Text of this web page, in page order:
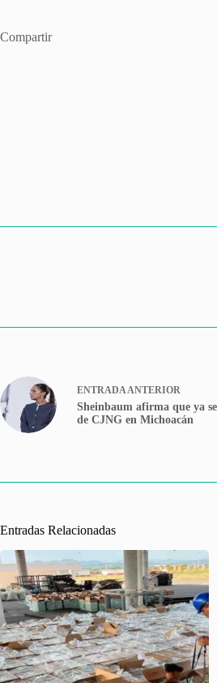
Compartir
ENTRADAANTERIOR
Sheinbaum afirma que ya
de CJNG en Michoacán
Entradas Relacionadas